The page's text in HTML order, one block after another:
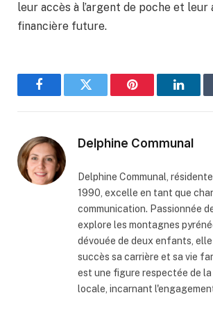
leur accès à l’argent de poche et leur
financière future.
FacebookTwitter Pinterest
Delphine Communal
Delphine Communal,
1990, excelle en tant que
communication. Passionnée
explore les montagnes
dévouée de deux enfants,
succès sa carrière et sa vie
est une figure respectée de
locale, incarnant